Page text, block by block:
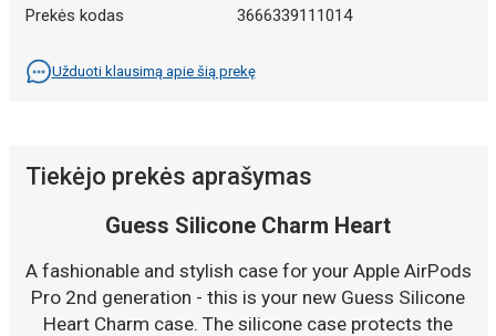
Prekės kodas 3666339111014
Užduoti klausimą apie šią prekę
Tiekėjo prekės aprašymas
Guess Silicone Charm Heart
A fashionable and stylish case for your Apple AirPods
Pro 2nd generation - this is your new Guess Silicone
Heart Charm case. The silicone case protects the